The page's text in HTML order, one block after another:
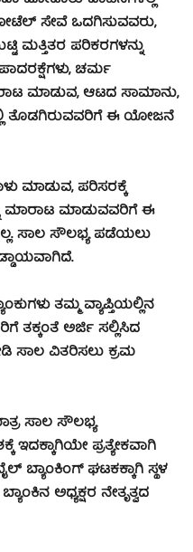
ಸೇವೆ ಒದಗಿಸುವವರು,
ಮತ್ತಿತರ ಪರಿಕರಗಳನ್ನು
ಚರ್ಮ
ಮಾಡುವ, ಆಟದ ಸಾಮಾನು,
ತೊಡಗಿರುವವರಿಗೆ ಈ ಯೋಜನೆ
ಮಾಡುವ, ಪರಿಸರಕ್ಕೆ
ಮಾರಾಟ ಮಾಡುವವರಿಗೆ ಈ
ಸಾಲ ಸೌಲಭ್ಯ ಪಡೆಯಲು
ತಮ್ಮ ವ್ಯಾಪ್ತಿಯಲ್ಲಿನ
ತಕ್ಕಂತೆ ಅರ್ಜಿ ಸಲ್ಲಿಸಿದ
ಸಾಲ ವಿತರಿಸಲು ಕ್ರಮ
ಸಾಲ ಸೌಲಭ್ಯ
ಇದಕ್ಕಾಗಿಯೇ ಪ್ರತ್ಯೇಕವಾಗಿ
ಬ್ಯಾಂಕಿಂಗ್ ಘಟಕಕ್ಕಾಗಿ ಸ್ಥಳ
ಅಧ್ಯಕ್ಷರ ನೇತೃತ್ವದ